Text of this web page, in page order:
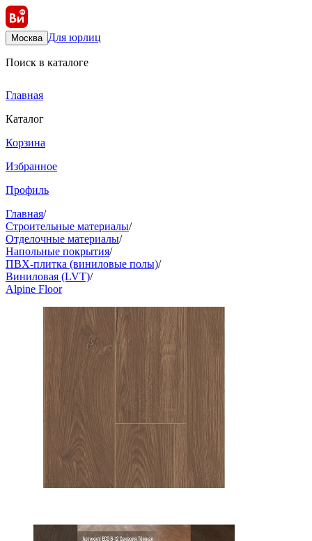
Москва Для юрлиц
Поиск в каталоге
Главная
Каталог
Корзина
Избранное
Профиль
Главная/
Строительные материалы/
Отделочные материалы/
Напольные покрытия/
ПВХ-плитка (виниловые полы)/
Виниловая (LVT)/
Alpine Floor